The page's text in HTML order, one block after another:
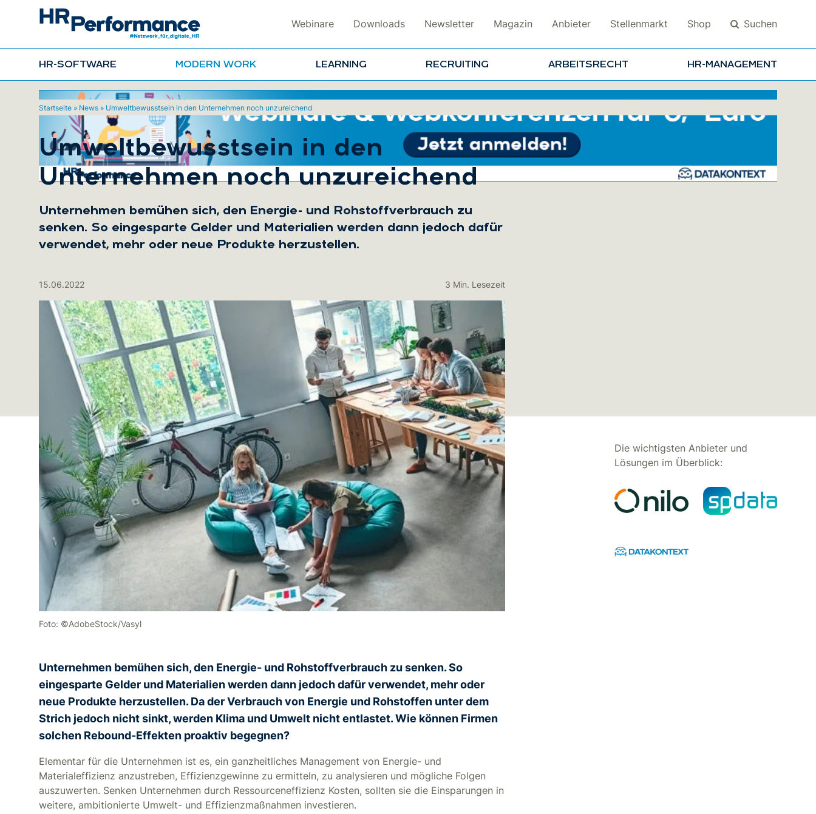
Webinare Downloads Newsletter Magazin Anbieter Stellenmarkt Shop Suchen
HR-SOFTWARE MODERN WORK LEARNING RECRUITING ARBEITSRECHT HR-MANAGEMENT
Startseite » News » Umweltbewusstsein in den Unternehmen noch unzureichend
Umweltbewusstsein in den
Unternehmen noch unzureichend
Unternehmen bemühen sich, den Energie- und Rohstoffverbrauch zu
senken. So eingesparte Gelder und Materialien werden dann jedoch dafür
verwendet, mehr oder neue Produkte herzustellen.
15.06.2022 3 Min. Lesezeit
Foto: ©AdobeStock/Vasyl
Unternehmen bemühen sich, den Energie- und Rohstoffverbrauch zu senken. So
eingesparte Gelder und Materialien werden dann jedoch dafür verwendet, mehr oder
neue Produkte herzustellen. Da der Verbrauch von Energie und Rohstoffen unter dem
Strich jedoch nicht sinkt, werden Klima und Umwelt nicht entlastet. Wie können Firmen
solchen Rebound-Effekten proaktiv begegnen?
Elementar für die Unternehmen ist es, ein ganzheitliches Management von Energie- und
Materialeffizienz anzustreben, Effizienzgewinne zu ermitteln, zu analysieren und mögliche Folgen
auszuwerten. Senken Unternehmen durch Ressourceneffizienz Kosten, sollten sie die Einsparungen in
weitere, ambitionierte Umwelt- und Effizienzmaßnahmen investieren.
Die wichtigsten Anbieter und
Lösungen im Überblick: